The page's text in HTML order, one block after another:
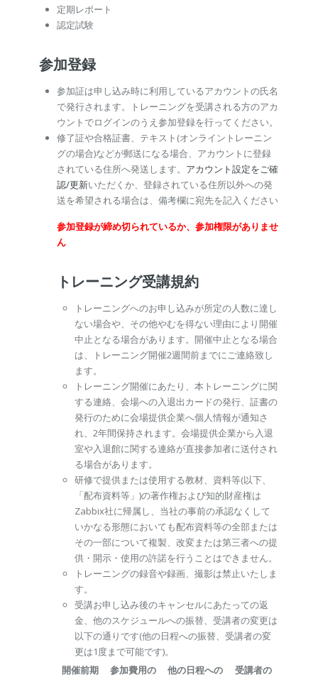
定期レポート
認定試験
参加登録
参加証は申し込み時に利用しているアカウントの氏名
で発行されます。トレーニングを受講される方のアカ
ウントでログインのうえ参加登録を行ってください。
修了証や合格証書、テキスト(オンライントレーニン
グの場合)などが郵送になる場合、アカウントに登録
されている住所へ発送します。 アカウント設定をご確
認/更新いただくか、登録されている住所以外への発
送を希望される場合は、備考欄に宛先を記入ください
参加登録が締め切られているか、参加権限がありませ
ん
トレーニング受講規約
トレーニングへのお申し込みが所定の人数に達し
ない場合や、その他やむを得ない理由により開催
中止となる場合があります。開催中止となる場合
は、トレーニング開催2週間前までにご連絡致し
ます。
トレーニング開催にあたり、本トレーニングに関
する連絡、会場への入退出カードの発行、証書の
発行のために会場提供企業へ個人情報が通知さ
れ、2年間保持されます。会場提供企業から入退
室や入退館に関する連絡が直接参加者に送付され
る場合があります。
研修で提供または使用する教材、資料等(以下、
「配布資料等」)の著作権および知的財産権は
Zabbix社に帰属し、当社の事前の承認なくして
いかなる形態においても配布資料等の全部または
その一部について複製、改変または第三者への提
供・開示・使用の許諾を行うことはできません。
トレーニングの録音や録画、撮影は禁止いたしま
す。
受講お申し込み後のキャンセルにあたっての返
金、他のスケジュールへの振替、受講者の変更は
以下の通りです(他の日程への振替、受講者の変
更は1度まで可能です)。
開催前期
参加費用の
他の日程への
受講者の